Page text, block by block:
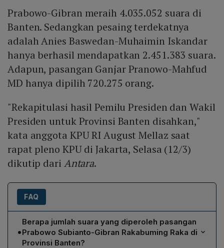
Prabowo-Gibran meraih 4.035.052 suara di
Banten. Sedangkan pesaing terdekatnya
adalah Anies Baswedan-Muhaimin Iskandar
hanya berhasil mendapatkan 2.451.383 suara.
Adapun, pasangan Ganjar Pranowo-Mahfud
MD hanya dipilih 720.275 orang.
"Rekapitulasi hasil Pemilu Presiden dan Wakil
Presiden untuk Provinsi Banten disahkan,"
kata anggota KPU RI August Mellaz saat
rapat pleno KPU di Jakarta, Selasa (12/3)
dikutip dari Antara.
FAQ
•
Berapa jumlah suara yang diperoleh pasangan
Prabowo Subianto-Gibran Rakabuming Raka di
Provinsi Banten?